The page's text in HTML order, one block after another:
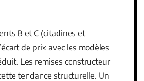
B et C (citadines et
de prix avec les modèles
Les remises constructeur
tendance structurelle. Un